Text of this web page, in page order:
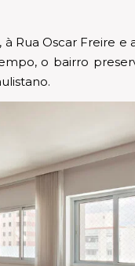
Rua Oscar Freire
o bairro